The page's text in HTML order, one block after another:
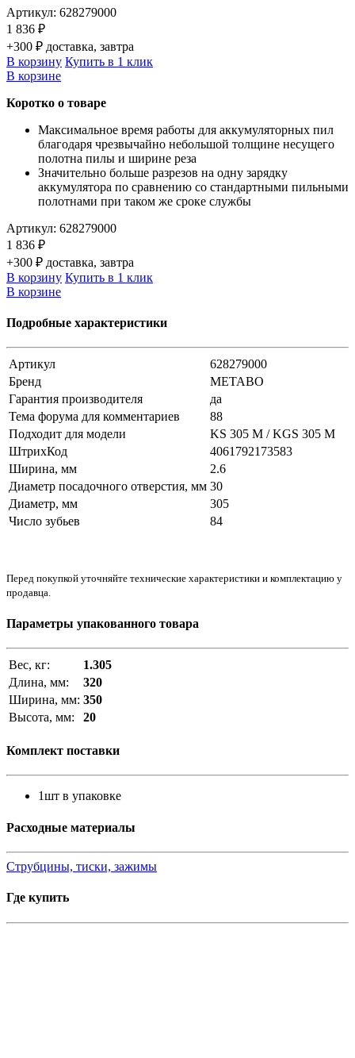
Артикул: 628279000
1 836 ₽
+300 ₽ доставка, завтра
В корзину Купить в 1 клик
В корзине
Коротко о товаре
Максимальное время работы для аккумуляторных пил
благодаря чрезвычайно небольшой толщине несущего
полотна пилы и ширине реза
Значительно больше разрезов на одну зарядку
аккумулятора по сравнению со стандартными пильными
полотнами при таком же сроке службы
Артикул: 628279000
1 836 ₽
+300 ₽ доставка, завтра
В корзину Купить в 1 клик
В корзине
Подробные характеристики
Артикул
628279000
Бренд
METABO
Гарантия производителя
да
Тема форума для комментариев
88
Подходит для модели
KS 305 M / KGS 305 M
ШтрихКод
4061792173583
Ширина, мм
2.6
Диаметр посадочного отверстия, мм 30
Диаметр, мм
305
Число зубьев
84
Перед покупкой уточняйте технические характеристики и комплектацию у
продавца.
Параметры упакованного товара
Вес, кг:
1.305
Длина, мм:
320
Ширина, мм: 350
Высота, мм:
20
Комплект поставки
1шт в упаковке
Расходные материалы
Струбцины, тиски, зажимы
Где купить